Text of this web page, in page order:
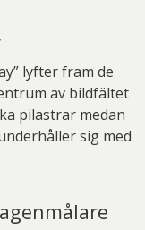
lyfter fram de
av bildfältet
pilastrar medan
sig med